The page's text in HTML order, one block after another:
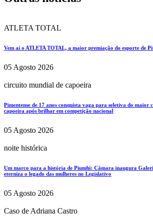
ATLETA TOTAL
Vem aí o ATLETA TOTAL, a maior premiação do esporte de
05 Agosto 2026
circuito mundial de capoeira
Pimentense de 17 anos conquista vaga para seletiva do maior
capoeira após brilhar em competição nacional
05 Agosto 2026
noite histórica
Um marco para a história de Piumhi: Câmara inaugura
eterniza o legado das mulheres no Legislativo
05 Agosto 2026
Caso de Adriana Castro